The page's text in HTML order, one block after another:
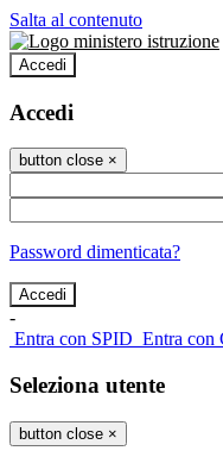
Salta al contenuto
Accedi
Accedi
button close ×
Password dimenticata?
-
Entra con SPID Entra con
Seleziona utente
button close ×